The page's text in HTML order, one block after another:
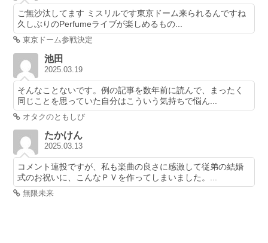
ご無沙汰してます ミスリルです東京ドーム来られるんですね
久しぶりのPerfumeライブが楽しめるもの...
東京ドーム参戦決定
池田
2025.03.19
そんなことないです。例の記事を数年前に読んで、まったく
同じことを思っていた自分はこういう気持ちで悩ん...
オタクのともしび
たかけん
2025.03.13
コメント連投ですが、私も楽曲の良さに感激して従弟の結婚
式のお祝いに、こんなＰＶを作ってしまいました。...
無限未来